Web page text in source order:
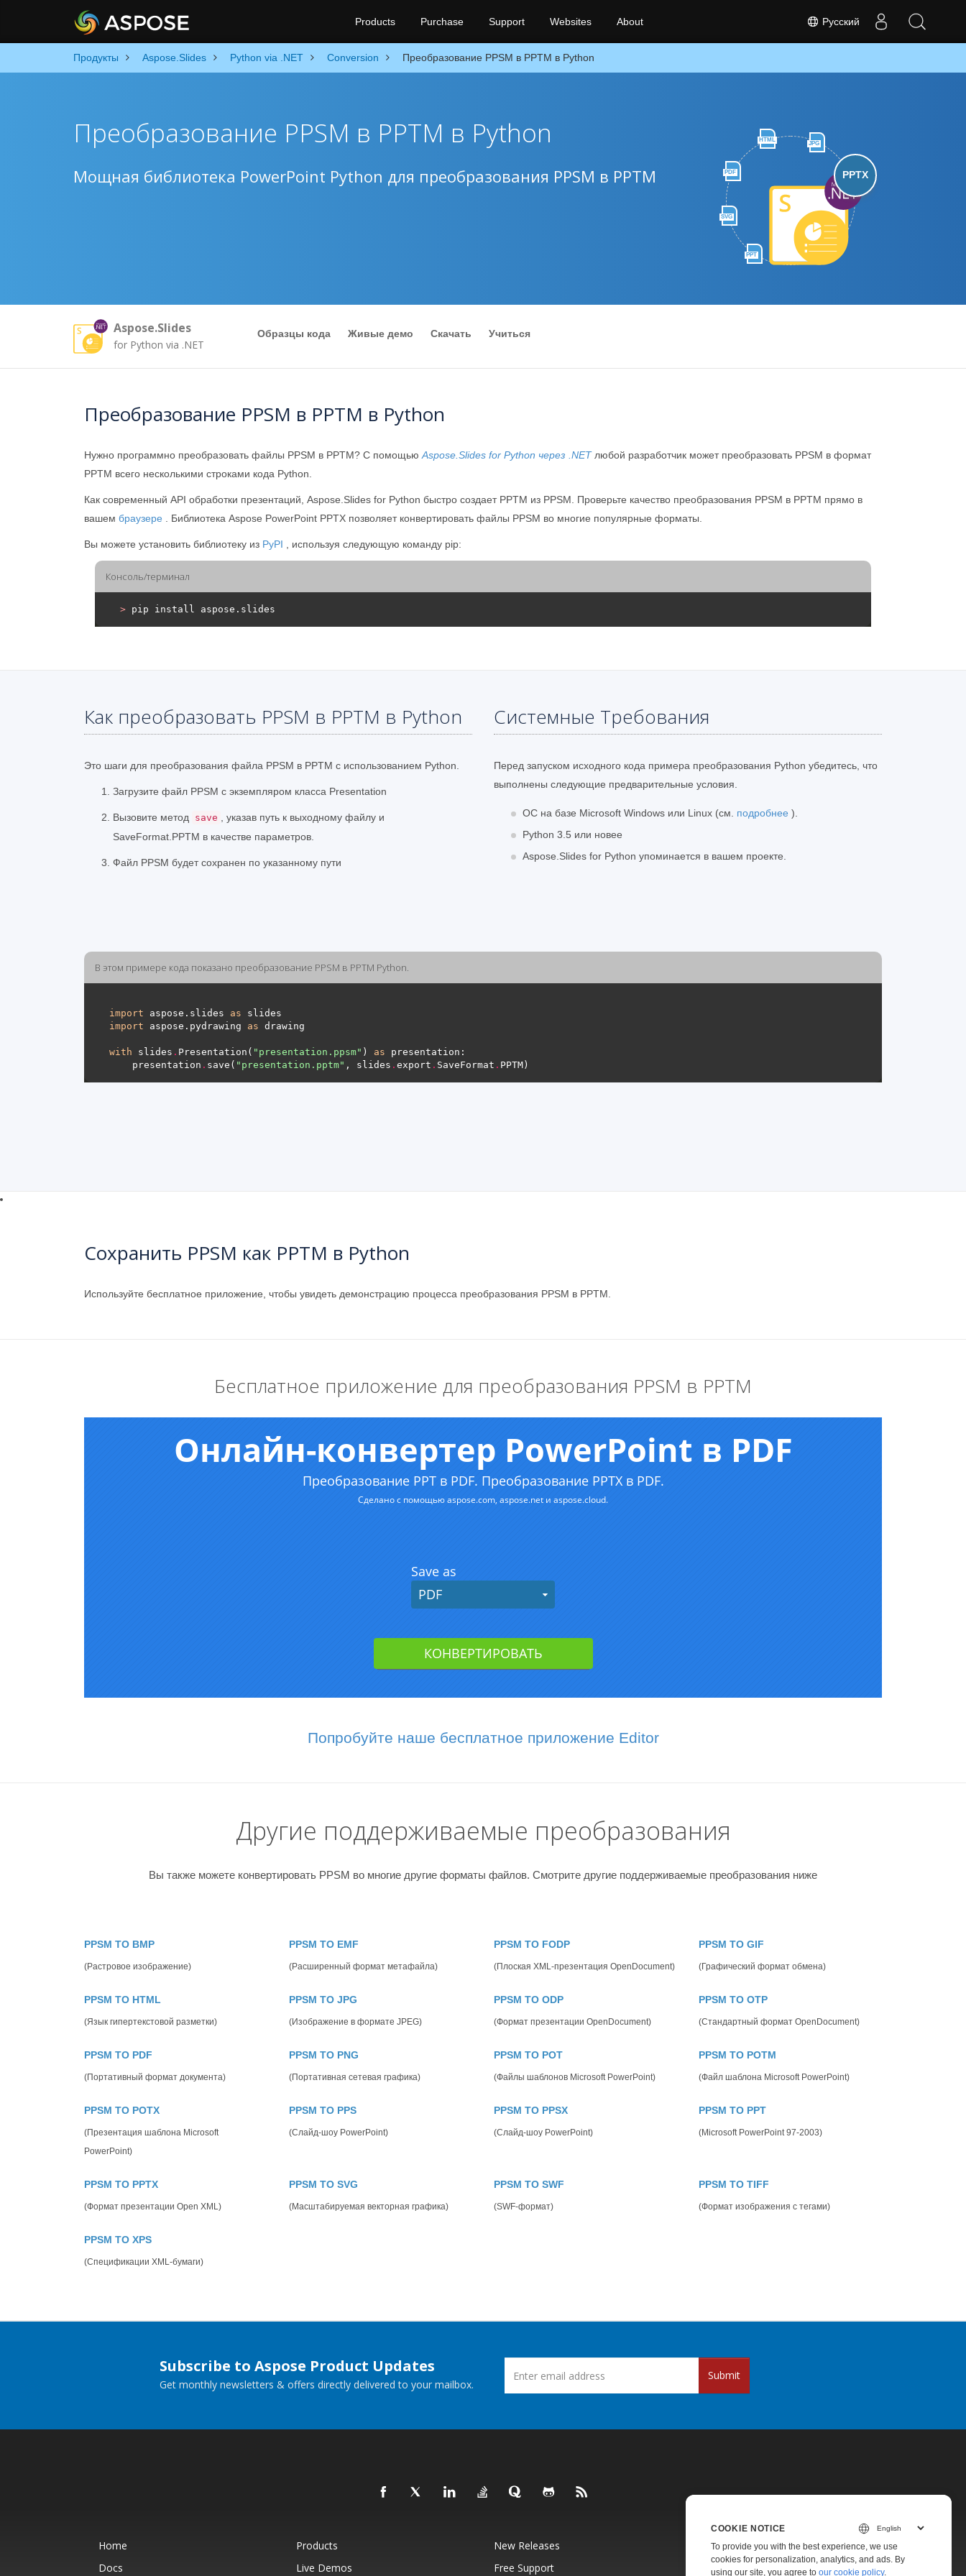
Русский
Products Purchase Support Websites About
Продукты Aspose.Slides Python via .NET Conversion Преобразование PPSM в PPTM в Python
HTML
JPG
PDF
SVG
PPT
PPTX
Преобразование PPSM в PPTM в Python
Мощная библиотека PowerPoint Python для преобразования PPSM в PPTM
Aspose.Slides
for Python via .NET
Образцы кода Живые демо Скачать Учиться
Преобразование PPSM в PPTM в Python
Нужно программно преобразовать файлы PPSM в PPTM? С помощью Aspose.Slides for Python через .NETлюбой разработчик может преобразовать PPSM в формат
PPTM всего несколькими строками кода Python.
Как современный API обработки презентаций, Aspose.Slides for Python быстро создает PPTM из PPSM. Проверьте качество преобразования PPSM в PPTM прямо в
вашем браузере . Библиотека Aspose PowerPoint PPTX позволяет конвертировать файлы PPSM во многие популярные форматы.
Вы можете установить библиотеку из PyPI , используя следующую команду pip:
Консоль/терминал
> pip install aspose.slides
Как преобразовать PPSM в PPTM в Python
Это шаги для преобразования файла PPSM в PPTM с использованием Python.
Загрузите файл PPSM с экземпляром класса Presentation
Вызовите метод save
, указав путь к выходному файлу и
SaveFormat.PPTM в качестве параметров.
Файл PPSM будет сохранен по указанному пути
Системные Требования
Перед запуском исходного кода примера преобразования Python убедитесь, что
выполнены следующие предварительные условия.
ОС на базе Microsoft Windows или Linux (см. подробнее ).
Python 3.5 или новее
Aspose.Slides for Python упоминается в вашем проекте.
В этом примере кода показано преобразование PPSM в PPTM Python.
import aspose.slides as
import aspose.pydrawing as
with slides . Presentation( "presentation.ppsm" ) as
    presentation
. save( "presentation.pptm" , slides . export . SaveFormat .
Сохранить PPSM как PPTM в Python
Используйте бесплатное приложение, чтобы увидеть демонстрацию процесса преобразования PPSM в PPTM.
Бесплатное приложение для преобразования PPSM в PPTM
Попробуйте наше бесплатное приложение Editor
Другие поддерживаемые преобразования
Вы также можете конвертировать PPSM во многие другие форматы файлов. Смотрите другие поддерживаемые преобразования ниже
PPSM TO BMP
(Растровое изображение)
PPSM TO EMF
(Расширенный формат метафайла)
PPSM TO FODP
(Плоская XML-презентация OpenDocument)
PPSM TO GIF
(Графический формат обмена)
PPSM TO HTML
(Язык гипертекстовой разметки)
PPSM TO JPG
(Изображение в формате JPEG)
PPSM TO ODP
(Формат презентации OpenDocument)
PPSM TO OTP
(Стандартный формат OpenDocument)
PPSM TO PDF
(Портативный формат документа)
PPSM TO PNG
(Портативная сетевая графика)
PPSM TO POT
(Файлы шаблонов Microsoft PowerPoint)
PPSM TO POTM
(Файл шаблона Microsoft PowerPoint)
PPSM TO POTX
(Презентация шаблона Microsoft
PowerPoint)
PPSM TO PPS
(Слайд-шоу PowerPoint)
PPSM TO PPSX
(Слайд-шоу PowerPoint)
PPSM TO PPT
(Microsoft PowerPoint 97-2003)
PPSM TO PPTX
(Формат презентации Open XML)
PPSM TO SVG
(Масштабируемая векторная графика)
PPSM TO SWF
(SWF-формат)
PPSM TO TIFF
(Формат изображения с тегами)
PPSM TO XPS
(Спецификации XML-бумаги)
Subscribe to Aspose Product Updates
Get monthly newsletters & offers directly delivered to your mailbox.
Submit
Home Products New Releases
Pricing
Docs
Live Demos Free Support Paid Support
COOKIE NOTICE
To provide you with the best experience, we use
cookies for personalization, analytics, and ads. By
using our site, you agree to our cookie policy.